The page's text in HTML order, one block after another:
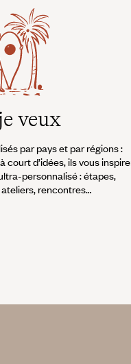
veux
par pays et par régions :
court d’idées, ils vous
personnalisé : étapes,
rencontres…